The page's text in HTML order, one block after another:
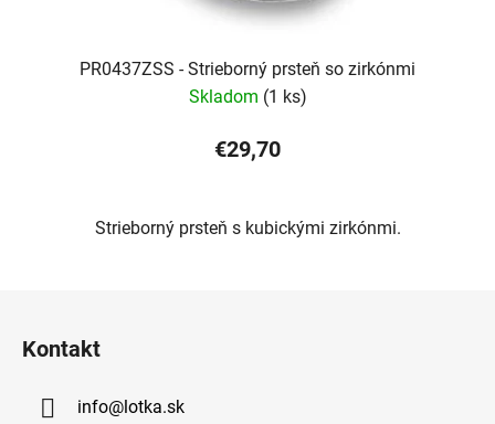
PR0437ZSS - Strieborný prsteň so zirkónmi
Skladom (1 ks)
€29,70
Strieborný prsteň s kubickými zirkónmi.
Kontakt
info@lotka.sk